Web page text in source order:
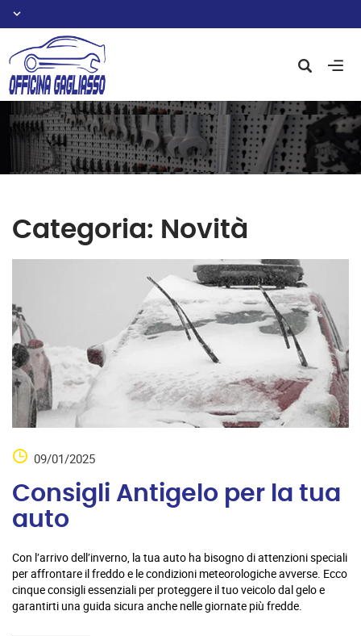
Categoria: Novità
09/01/2025
Consigli Antigelo per la tua
auto
Con l’arrivo dell’inverno, la tua auto ha bisogno di attenzioni speciali
per affrontare il freddo e le condizioni meteorologiche avverse. Ecco
cinque consigli essenziali per proteggere il tuo veicolo dal gelo e
garantirti una guida sicura anche nelle giornate più fredde.